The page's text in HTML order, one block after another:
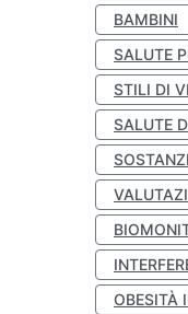
BAMBINI
SALUTE
STILI DI
SALUTE
OBESITÀ